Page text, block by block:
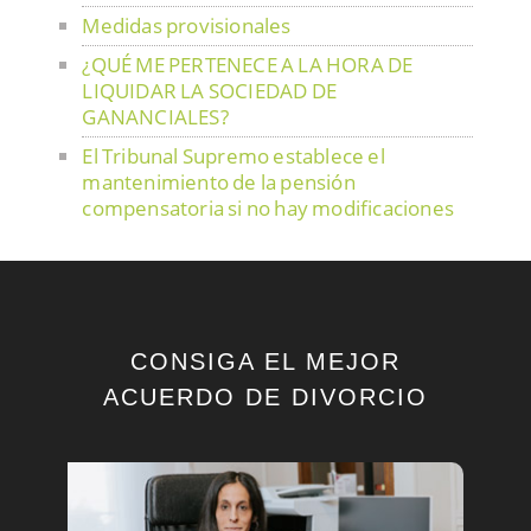
Medidas provisionales
¿QUÉ ME PERTENECE A LA HORA DE
LIQUIDAR LA SOCIEDAD DE
GANANCIALES?
El Tribunal Supremo establece el
mantenimiento de la pensión
compensatoria si no hay modificaciones
Procedimiento del divorcio de común
acuerdo
alimentos
Los menores en los procedimientos
CONSIGA EL MEJOR
ACUERDO DE DIVORCIO